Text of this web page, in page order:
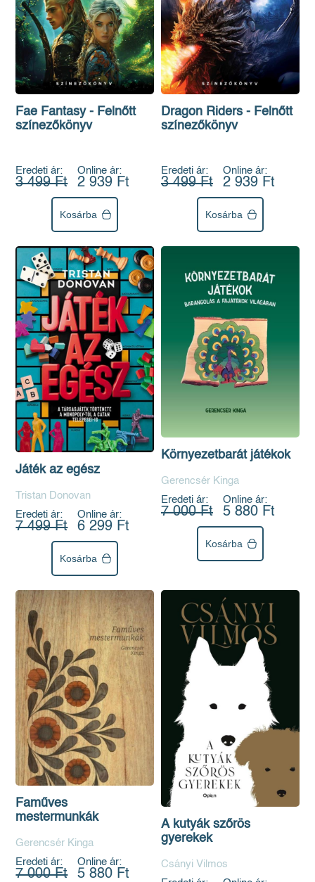
Fae Fantasy - Felnőtt
színezőkönyv
Eredeti ár:
3 499 Ft
Online ár:
2 939 Ft
Kosárba
Dragon Riders - Felnőtt
színezőkönyv
Eredeti ár:
3 499 Ft
Online ár:
2 939 Ft
Kosárba
Játék az egész
Tristan Donovan
Eredeti ár:
7 499 Ft
Online ár:
6 299 Ft
Kosárba
Környezetbarát játékok
Gerencsér Kinga
Eredeti ár:
7 000 Ft
Online ár:
5 880 Ft
Kosárba
Faműves
mestermunkák
Gerencsér Kinga
Eredeti ár:
7 000 Ft
Online ár:
5 880 Ft
A kutyák szőrös
gyerekek
Csányi Vilmos